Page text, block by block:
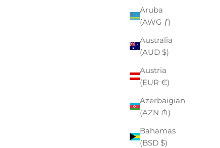
Aruba
(AWG ƒ)
Australia
(AUD $)
Austria
(EUR €)
Azerbaigian
(AZN ₼)
Bahamas
(BSD $)